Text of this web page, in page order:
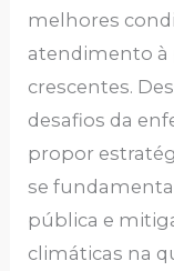
melhores
atendimento à
crescentes.
desafios da
propor
se
pública e
climáticas na